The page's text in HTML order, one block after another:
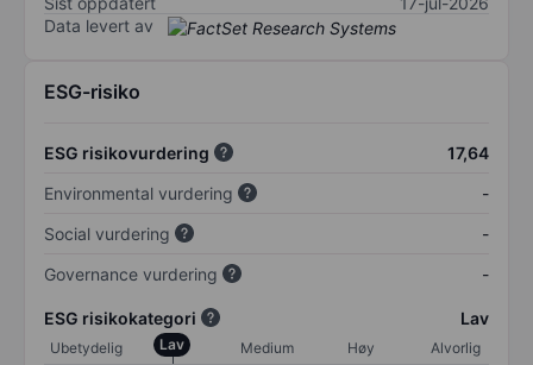
Data levert av
ESG-risiko
ESG risikovurdering
17,64
Environmental vurdering
-
Social vurdering
-
Governance vurdering
-
ESG risikokategori Lav
Ubetydelig Lav Medium Høy
Alvorlig